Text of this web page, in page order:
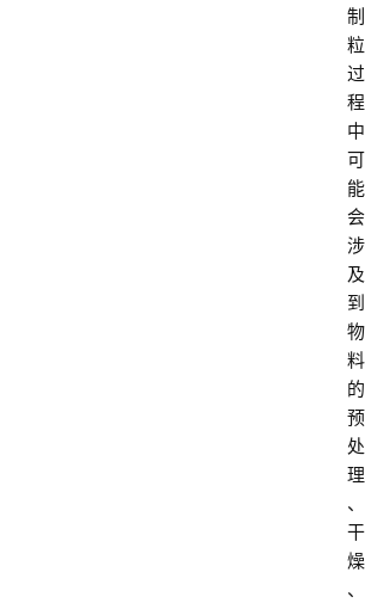
制
粒
过
程
中
可
能
会
涉
及
到
物
料
的
预
处
理
、
干
燥
、